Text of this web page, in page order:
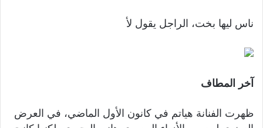
ناس ليها بخت، الراجل يقول لأ
آخر المطاف
ظهرت الفنانة هياتم في كانون الأول الماضي، في العرض